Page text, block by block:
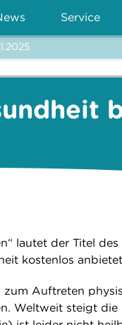
Service
lautet der Titel des
kostenlos
Auftreten
Weltweit steigt die